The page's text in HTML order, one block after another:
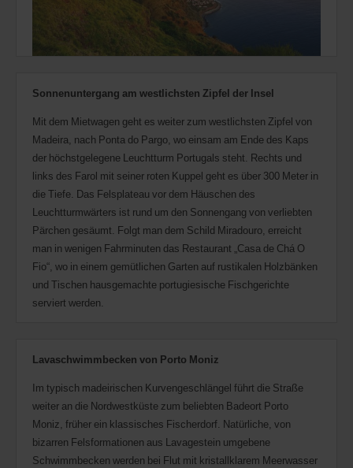
Sonnenuntergang am westlichsten Zipfel der Insel
Mit dem Mietwagen geht es weiter zum westlichsten Zipfel von
Madeira, nach Ponta do Pargo, wo einsam am Ende des Kaps
der höchstgelegene Leuchtturm Portugals steht. Rechts und
links des Farol mit seiner roten Kuppel geht es über 300 Meter in
die Tiefe. Das Felsplateau vor dem Häuschen des
Leuchtturmwärters ist rund um den Sonnengang von verliebten
Pärchen gesäumt. Folgt man dem Schild Miradouro, erreicht
man in wenigen Fahrminuten das Restaurant „Casa de Chá O
Fio“, wo in einem gemütlichen Garten auf rustikalen Holzbänken
und Tischen hausgemachte portugiesische Fischgerichte
serviert werden.
Lavaschwimmbecken von Porto Moniz
Im typisch madeirischen Kurvengeschlängel führt die Straße
weiter an die Nordwestküste zum beliebten Badeort Porto
Moniz, früher ein klassisches Fischerdorf. Natürliche, von
bizarren Felsformationen aus Lavagestein umgebene
Schwimmbecken werden bei Flut mit kristallklarem Meerwasser